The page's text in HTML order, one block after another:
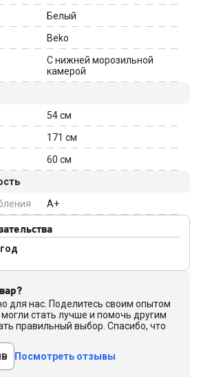
Белый
Beko
С нижней морозильной
камерой
54см
171 см
60 см
A+
для нас. Поделитесь своим опытом
стать лучше и помочь другим
правильный выбор. Спасибо, что
Посмотреть отзывы